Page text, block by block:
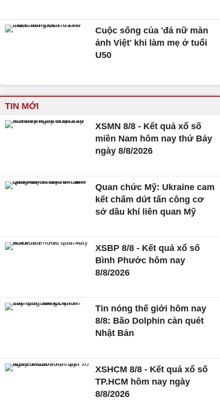
Cuộc sống của 'đả nữ màn
ảnh Việt' khi làm mẹ ở tuổi
U50
TIN MỚI
XSMN 8/8 - Kết quả xổ số
miền Nam hôm nay thứ Bảy
ngày 8/8/2026
Quan chức Mỹ: Ukraine cam
kết chấm dứt tấn công cơ
sở dầu khí liên quan Mỹ
XSBP 8/8 - Kết quả xổ số
Bình Phước hôm nay
8/8/2026
Tin nóng thế giới hôm nay
8/8: Bão Dolphin càn quét
Nhật Bản
XSHCM 8/8 - Kết quả xổ số
TP.HCM hôm nay ngày
8/8/2026